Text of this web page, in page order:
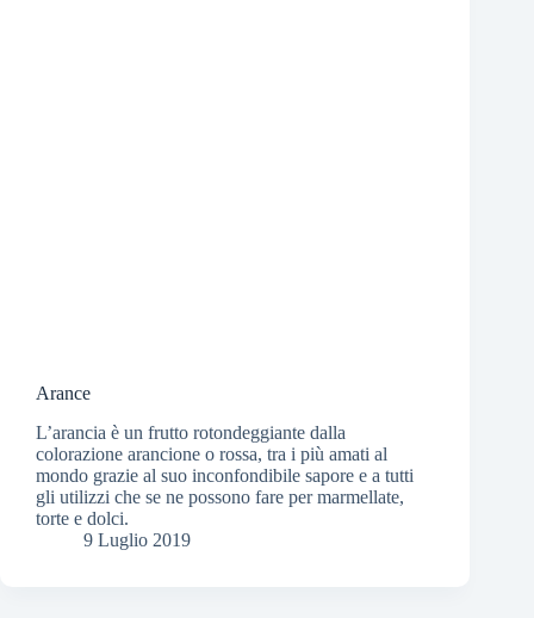
Arance
L’arancia è un frutto rotondeggiante dalla
colorazione arancione o rossa, tra i più amati al
mondo grazie al suo inconfondibile sapore e a tutti
gli utilizzi che se ne possono fare per marmellate,
torte e dolci.
9 Luglio 2019